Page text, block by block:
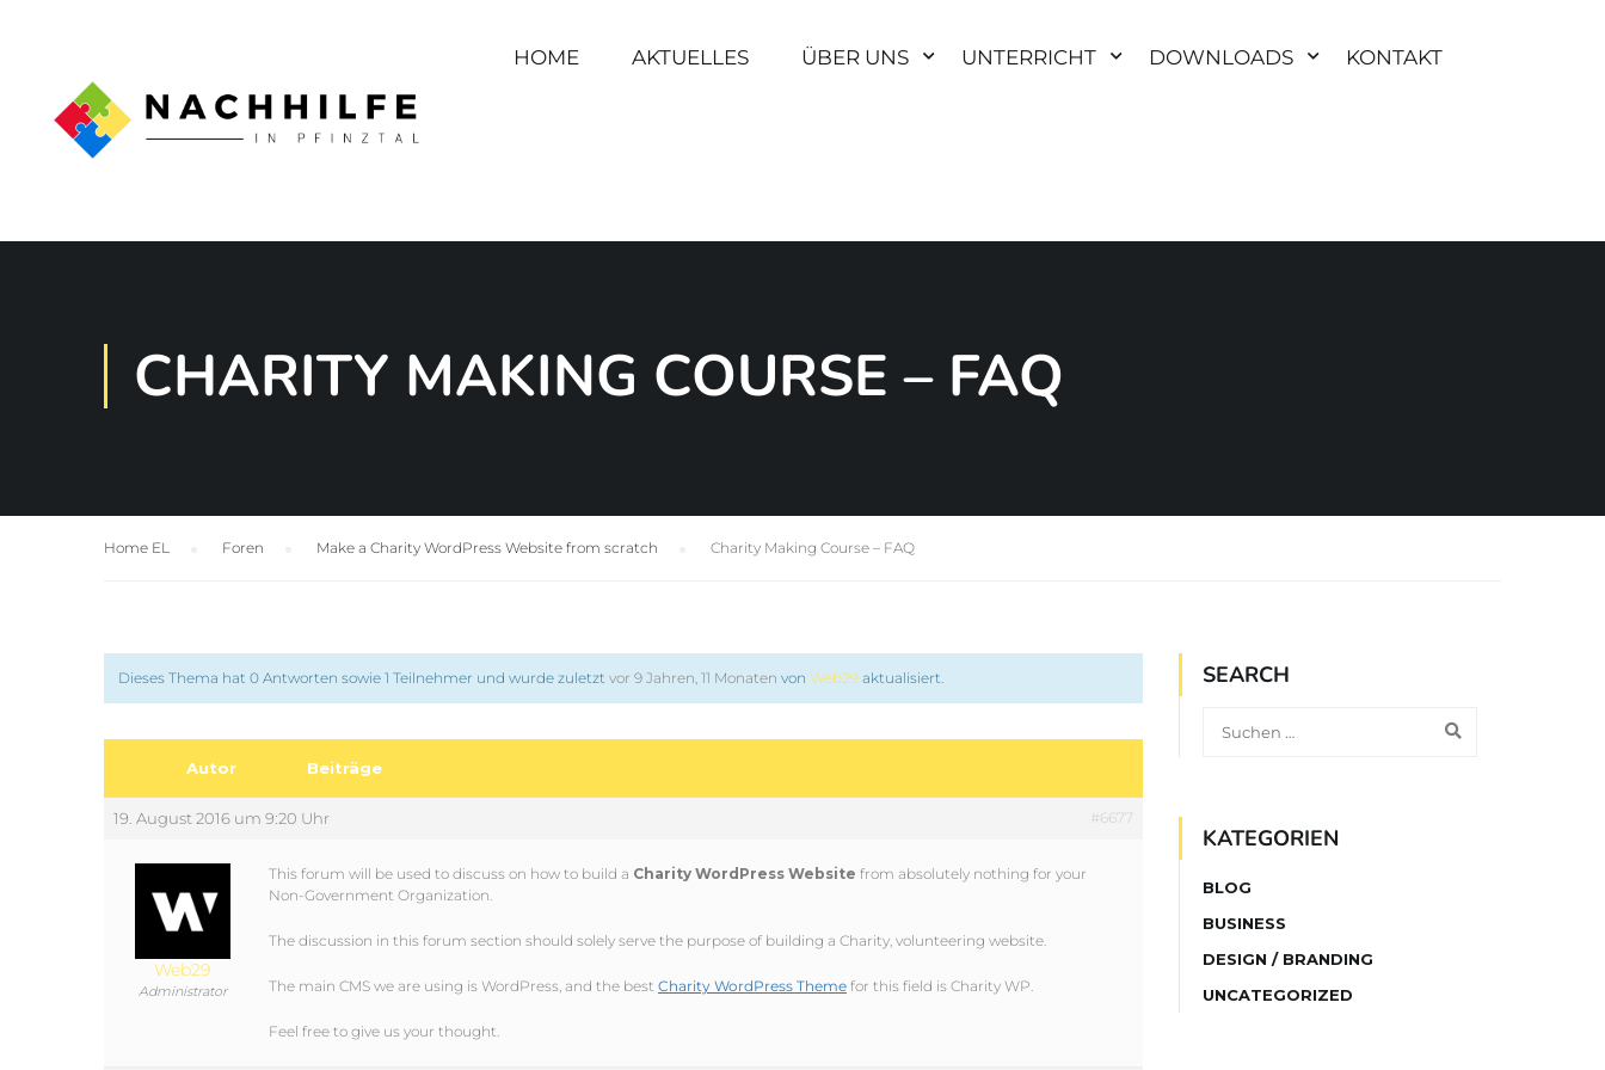
HOME AKTUELLES ÜBER UNS UNTERRICHT DOWNLOADS KONTAKT
CHARITY MAKING COURSE – FAQ
Home EL Foren Make a Charity WordPress Website from scratch Charity Making Course – FAQ
Dieses Thema hat 0 Antworten sowie 1 Teilnehmer und wurde zuletzt vor 9 Jahren, 11 Monaten von Web29 aktualisiert.
Autor Beiträge
19. August 2016 um 9:20 Uhr #6677
Web29
Administrator
This forum will be used to discuss on how to build a Charity WordPress Website from absolutely nothing for your
Non-Government Organization.
The discussion in this forum section should solely serve the purpose of building a Charity, volunteering website.
The main CMS we are using is WordPress, and the best Charity WordPress Theme for this field is Charity WP.
Feel free to give us your thought.
SEARCH
KATEGORIEN
BLOG
BUSINESS
DESIGN / BRANDING
UNCATEGORIZED